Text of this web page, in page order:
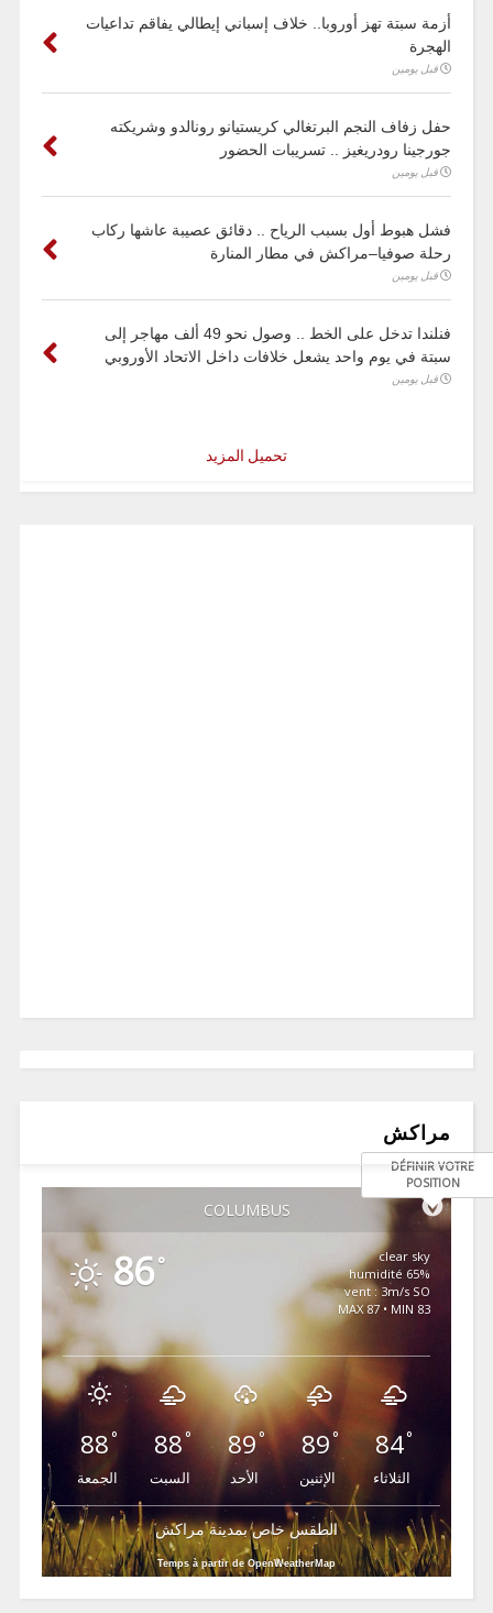
أزمة سبتة تهز أوروبا.. خلاف إسباني إيطالي يفاقم تداعيات
الهجرة
قبل يومين
حفل زفاف النجم البرتغالي كريستيانو رونالدو وشريكته
جورجينا رودريغيز .. تسريبات الحضور
قبل يومين
فشل هبوط أول بسبب الرياح .. دقائق عصيبة عاشها ركاب
رحلة صوفيا–مراكش في مطار المنارة
قبل يومين
فنلندا تدخل على الخط .. وصول نحو 49 ألف مهاجر إلى
سبتة في يوم واحد يشعل خلافات داخل الاتحاد الأوروبي
قبل يومين
تحميل المزيد
مراكش
COLUMBUS
DÉFINIR VOTRE
POSITION
86 °
clear sky
65% humidité
vent : 3m/s SO
MAX 87 • MIN 83
88°
الجمعة
88°
السبت
89°
الأحد
89°
الإثنين
84°
الثلاثاء
الطقس خاص بمدينة مراكش
Temps à partir de OpenWeatherMap